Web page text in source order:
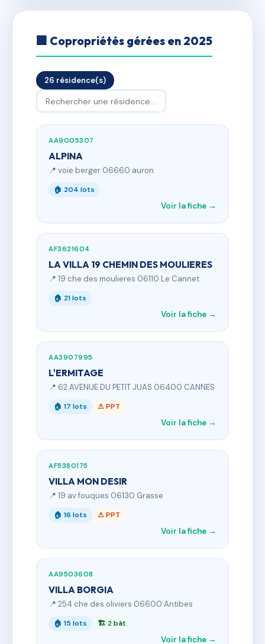
🏢 Copropriétés gérées en 2025
26 résidence(s)
AA9005307
ALPINA
📍 voie berger 06660 auron
🏠 204 lots
Voir la fiche →
AF3621604
LA VILLA 19 CHEMIN DES MOULIERES
📍 19 che des moulieres 06110 Le Cannet
🏠 21 lots
Voir la fiche →
AA3907995
L'ERMITAGE
📍 62 AVENUE DU PETIT JUAS 06400 CANNES
🏠 17 lots ⚠ PPT
Voir la fiche →
AF5380175
VILLA MON DESIR
📍 19 av fouques 06130 Grasse
🏠 16 lots ⚠ PPT
Voir la fiche →
AA9503608
VILLA BORGIA
📍 254 che des oliviers 06600 Antibes
🏠 15 lots 🏗 2 bât.
Voir la fiche →